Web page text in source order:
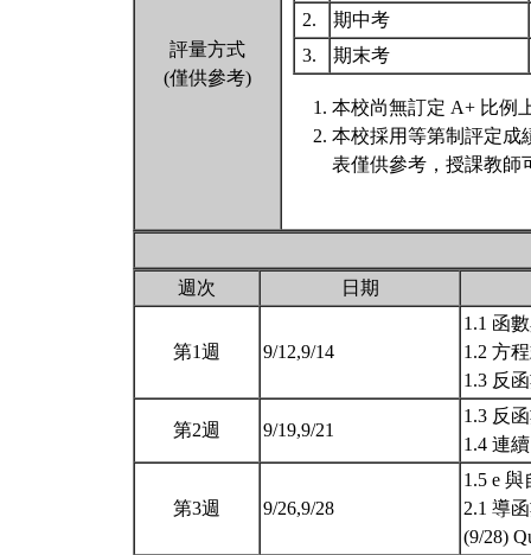
評量方式
(僅供參考)
2.
期中考
3.
期末考
本校尚無訂定 A+ 比例
本校採用等第制評定成
表僅供參考，授課教師
週次 日期
第1週 9/12,9/14
1.1 函
1.2 方
1.3 反
第2週 9/19,9/21
1.3 反
1.4 連
第3週 9/26,9/28
1.5 e
2.1 導
(9/28)